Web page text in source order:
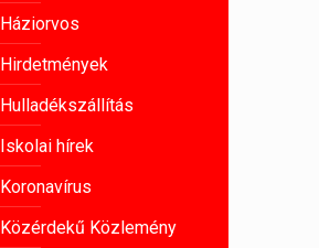
Háziorvos
Hirdetmények
Hulladékszállítás
Iskolai hírek
Koronavírus
Közérdekű Közlemény